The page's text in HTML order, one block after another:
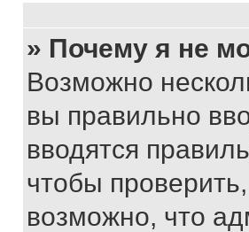
» Почему я не
Возможно
вы правильно
вводятся
чтобы
возможно, что